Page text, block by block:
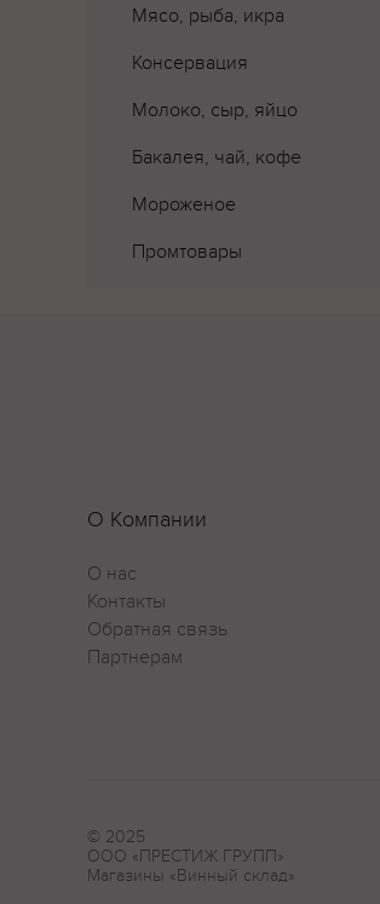
Мясо, рыба, икра
Консервация
Молоко, сыр, яйцо
Бакалея, чай, кофе
Мороженое
Промтовары
О Компании
О нас
Контакты
Обратная связь
Партнерам
© 2025
ООО «ПРЕСТИЖ ГРУПП»
Магазины «Винный склад»